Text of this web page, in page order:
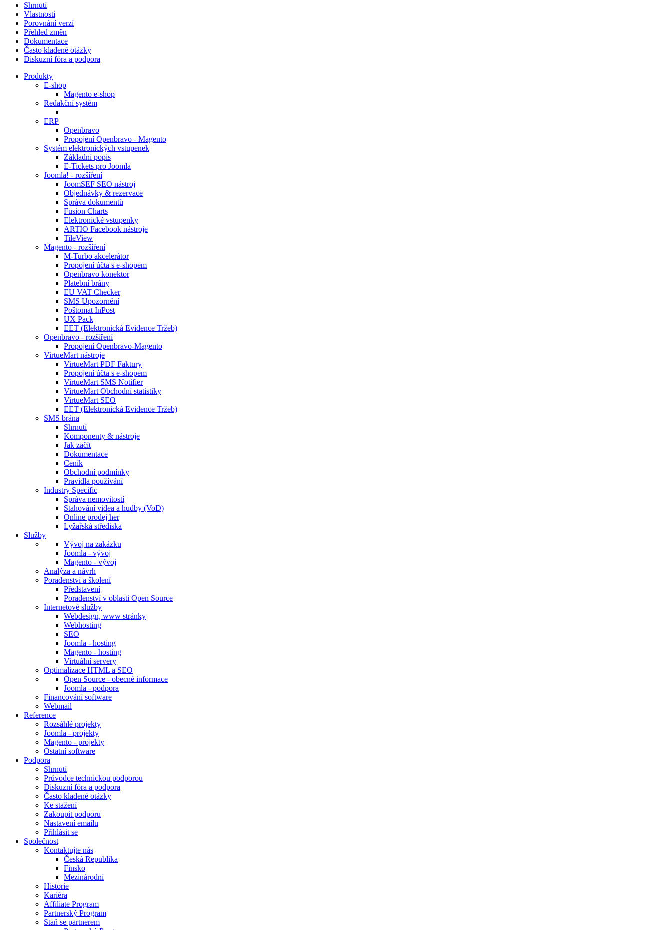
Shrnutí
Vlastnosti
Porovnání verzí
Přehled změn
Dokumentace
Často kladené otázky
Diskuzní fóra a podpora
Produkty
E-shop
Magento e-shop
Redakční systém
ERP
Openbravo
Propojení Openbravo - Magento
Systém elektronických vstupenek
Základní popis
E-Tickets pro Joomla
Joomla! - rozšíření
JoomSEF SEO nástroj
Objednávky & rezervace
Správa dokumentů
Fusion Charts
Elektronické vstupenky
ARTIO Facebook nástroje
TileView
Magento - rozšíření
M-Turbo akcelerátor
Propojení účta s e-shopem
Openbravo konektor
Platební brány
EU VAT Checker
SMS Upozornění
Poštomat InPost
UX Pack
EET (Elektronická Evidence Tržeb)
Openbravo - rozšíření
Propojení Openbravo-Magento
VirtueMart nástroje
VirtueMart PDF Faktury
Propojení účta s e-shopem
VirtueMart SMS Notifier
VirtueMart Obchodní statistiky
VirtueMart SEO
EET (Elektronická Evidence Tržeb)
SMS brána
Shrnutí
Komponenty & nástroje
Jak začít
Dokumentace
Ceník
Obchodní podmínky
Pravidla používání
Industry Specific
Správa nemovitostí
Stahování videa a hudby (VoD)
Online prodej her
Lyžařská střediska
Služby
Vývoj na zakázku
Joomla - vývoj
Magento - vývoj
Analýza a návrh
Poradenství a školení
Představení
Poradenství v oblasti Open Source
Internetové služby
Webdesign, www stránky
Webhosting
SEO
Joomla - hosting
Magento - hosting
Virtuální servery
Optimalizace HTML a SEO
Open Source - obecné informace
Joomla - podpora
Financování software
Webmail
Reference
Rozsáhlé projekty
Joomla - projekty
Magento - projekty
Ostatní software
Podpora
Shrnutí
Průvodce technickou podporou
Diskuzní fóra a podpora
Často kladené otázky
Ke stažení
Zakoupit podporu
Nastavení emailu
Přihlásit se
Společnost
Kontaktujte nás
Česká Republika
Finsko
Mezinárodní
Historie
Kariéra
Affiliate Program
Partnerský Program
Staň se partnerem